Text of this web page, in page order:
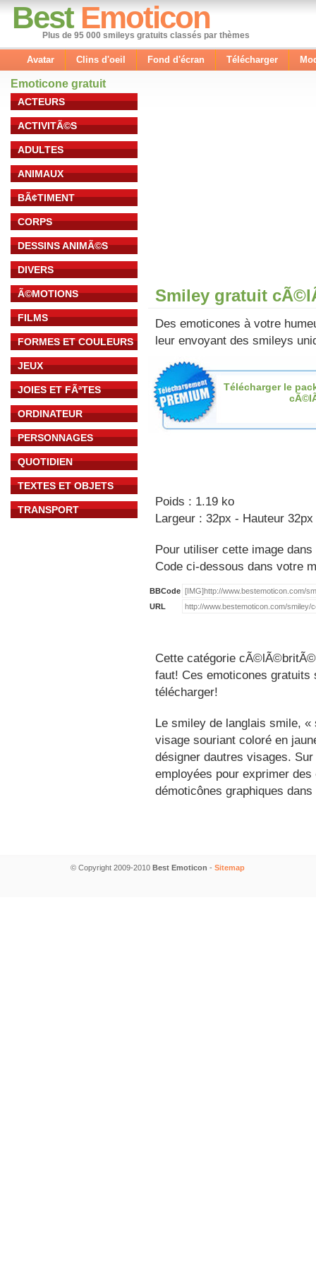
Best Emoticon
Plus de 95 000 smileys gratuits classés par thèmes
Avatar Clins d'oeil Fond d'écran Télécharger
Emoticone gratuit
ACTEURS
ACTIVITÃ©S
ADULTES
ANIMAUX
BÃ¢TIMENT
CORPS
DESSINS ANIMÃ©S
DIVERS
Ã©MOTIONS
FILMS
FORMES ET COULEURS
JEUX
JOIES ET FÃªTES
ORDINATEUR
PERSONNAGES
QUOTIDIEN
TEXTES ET OBJETS
TRANSPORT
Smiley gratuit
Des emoticones à votre
leur envoyant des smileys
Télécharger le
Poids : 1.19 ko
Largeur : 32px - Hauteur 32px
Pour utiliser cette image
Code ci-dessous dans votre
BBCode
URL
Cette catégorie
faut! Ces emoticones
télécharger!
Le smiley de langlais smile,
visage souriant coloré en
désigner dautres visages.
employées pour exprimer
démoticônes graphiques
© Copyright 2009-2010 Best Emoticon - Sitemap